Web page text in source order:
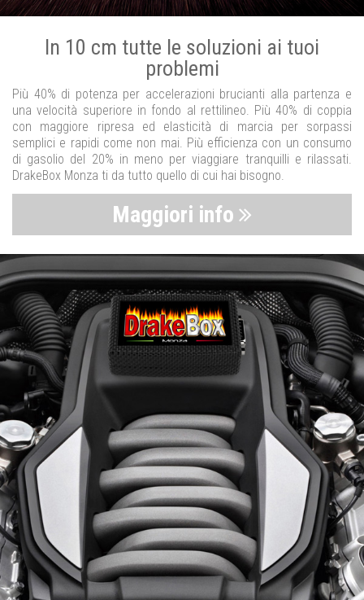
In 10 cm tutte le soluzioni ai tuoi
problemi
Più 40% di potenza per accelerazioni brucianti alla partenza e
una velocità superiore in fondo al rettilineo. Più 40% di coppia
con maggiore ripresa ed elasticità di marcia per sorpassi
semplici e rapidi come non mai. Più efficienza con un consumo
di gasolio del 20% in meno per viaggiare tranquilli e rilassati.
DrakeBox Monza ti da tutto quello di cui hai bisogno.
Maggiori info